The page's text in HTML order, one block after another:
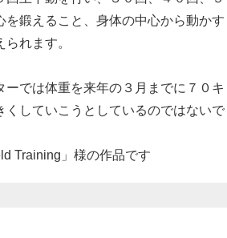
を鍛えること、身体の中心から動か
れます。
ーでは体重を来年の３月までに７０
していこうとしているのではないで
Training」様の作品です